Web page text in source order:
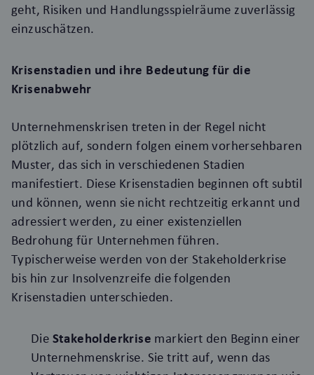
geht, Risiken und Handlungsspielräume zuverlässig
einzuschätzen.
Krisenstadien und ihre Bedeutung für die
Krisenabwehr
Unternehmenskrisen treten in der Regel nicht
plötzlich auf, sondern folgen einem vorhersehbaren
Muster, das sich in verschiedenen Stadien
manifestiert. Diese Krisenstadien beginnen oft subtil
und können, wenn sie nicht rechtzeitig erkannt und
adressiert werden, zu einer existenziellen
Bedrohung für Unternehmen führen.
Typischerweise werden von der Stakeholderkrise
bis hin zur Insolvenzreife die folgenden
Krisenstadien unterschieden.
Die Stakeholderkrise markiert den Beginn einer
Unternehmenskrise. Sie tritt auf, wenn das